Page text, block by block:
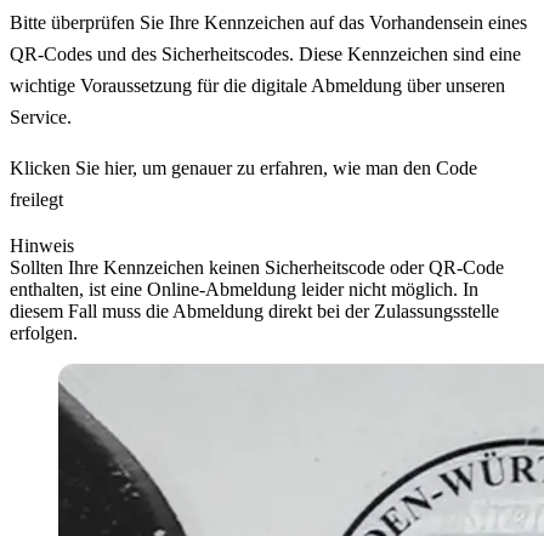
Bitte überprüfen Sie Ihre Kennzeichen auf das Vorhandensein eines
QR-Codes und des Sicherheitscodes. Diese Kennzeichen sind eine
wichtige Voraussetzung für die digitale Abmeldung über unseren
Service.
Klicken Sie hier, um genauer zu erfahren, wie man den Code
freilegt
Hinweis
Sollten Ihre Kennzeichen keinen Sicherheitscode oder QR-Code
enthalten, ist eine Online-Abmeldung leider nicht möglich. In
diesem Fall muss die Abmeldung direkt bei der Zulassungsstelle
erfolgen.